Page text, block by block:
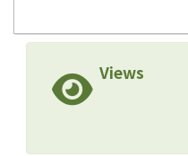
Views